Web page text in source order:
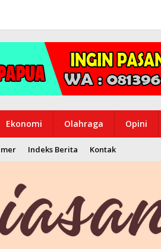
Ekonomi Olahraga Opini
Indeks Berita Kontak